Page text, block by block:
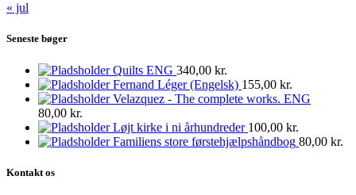
« jul
Seneste bøger
Quilts ENG 340,00 kr.
Fernand Léger (Engelsk) 155,00 kr.
Velazquez - The complete works. ENG
80,00 kr.
Løjt kirke i ni århundreder 100,00 kr.
Familiens store førstehjælpshåndbog 80,00 kr.
Kontakt os